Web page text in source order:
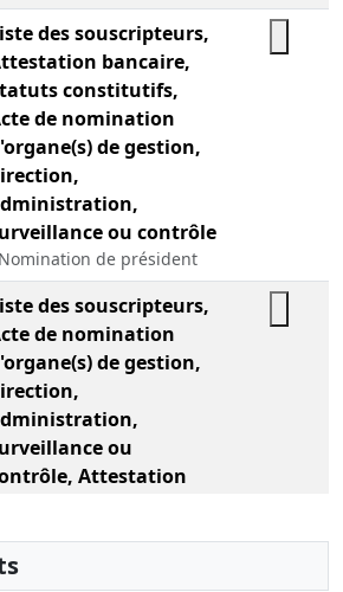
des souscripteurs,
bancaire,
constitutifs,
de nomination
de gestion,
ou contrôle
de président
des souscripteurs,
de nomination
de gestion,
ou
Attestation
de président